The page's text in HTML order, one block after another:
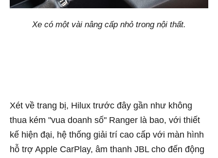
Xe có một vài nâng cấp nhỏ trong nội thất.
Xét về trang bị, Hilux trước đây gần như không
thua kém "vua doanh số" Ranger là bao, với thiết
kế hiện đại, hệ thống giải trí cao cấp với màn hình
hỗ trợ Apple CarPlay, âm thanh JBL cho đến động